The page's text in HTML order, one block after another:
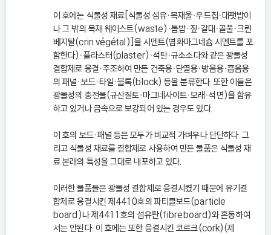
이 호에는 식물성 재료[식물성 섬유ㆍ목재울ㆍ우드칩ㆍ대팻밥이
나 그 밖의 목재 웨이스트(waste)ㆍ톱밥ㆍ짚ㆍ갈대ㆍ골풀ㆍ크린
베지탈(crin végétal)]을 시멘트(염화마그네슘 시멘트를 포
함한다)ㆍ플라스터(plaster)ㆍ석탄ㆍ규소소다와 같은 광물성
결합제로 응결ㆍ주조하여 만든 건축용ㆍ단열용ㆍ방음용ㆍ흡음용
의 패널ㆍ보드ㆍ타일ㆍ블록(block) 등을 분류한다. 또한 이들은
광물성의 충전물(규산질토ㆍ마그네사이트ㆍ모래ㆍ석면)을 함유
하고 있거나 금속으로 보강되어 있는 경우도 있다.
이 호의 보드ㆍ패널 등은 모두가 비교적 가벼우나 단단하다. 그
리고 식물성 재료를 결합제로 사용하여 만든 물품은 식물성 재
료 본래의 특성을 그대로 내포하고 있다.
이러한 물품들은 광물성 결합제로 응결시켰기 때문에 유기결
합제로 응결시킨 제4410호의 파티클보드(particle
board)나 제4411호의 섬유판(fibreboard)와 혼동하여
서는 안된다. 이 호에는 또한 응결시킨 코르크(cork)(제